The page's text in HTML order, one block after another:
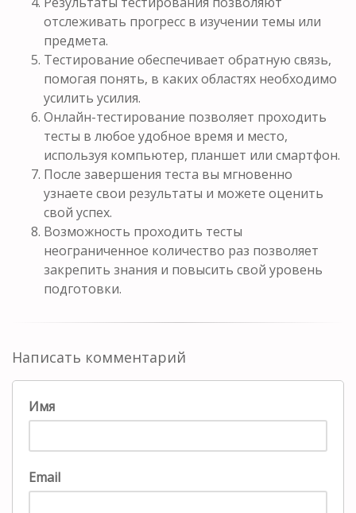
отслеживать прогресс в изучении темы или
предмета.
Тестирование обеспечивает обратную связь,
помогая понять, в каких областях необходимо
усилить усилия.
Онлайн-тестирование позволяет проходить
тесты в любое удобное время и место,
используя компьютер, планшет или смартфон.
После завершения теста вы мгновенно
узнаете свои результаты и можете оценить
свой успех.
Возможность проходить тесты
неограниченное количество раз позволяет
закрепить знания и повысить свой уровень
подготовки.
Написать комментарий
Имя
Email